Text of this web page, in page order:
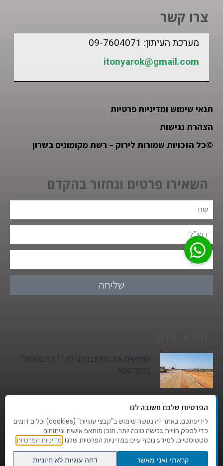
צרו קשר
מערכת העיתון: 09-7604071
itonyarok@gmail.com
תנאי שימוש ומדיניות פרטיות
הצהרת נגישות
©כל הזכויות שמורות לירוק – רשת מקומונים בשרון
השאירו פרטים ונחזור בהקדם
שליחה
מחפשים את הזוכים בהגרלה "דירה בהנחה"
בכפר סבא
גן הילדים של מרים סיטי יהפוך למגדל מגורים:
סגירת מעגל היסטורית במגדיאל
טרגדיה בצהרי היום: בן 80 נהרג על מעבר
החצייה בהוד השרון
הפרטיות שלכם חשובה לנו
לידיעתכם, באתר זה נעשה שימוש ב"קבצי עוגיות" (cookies) וכלים דומים
כדי לספק חוויית גלישה טובה יותר, תוכן מותאם אישית וניתוחים
סטטיסטיים. למידע נוסף עיינו במדיניות הפרטיות שלנו. מדיניות הפרטיות
קראתי ואני מאשר דחה עוגיות לא חיוניות